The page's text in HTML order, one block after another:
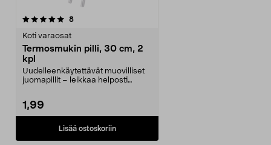
8arvostelut
Koti varaosat
Termosmukin pilli, 30 cm, 2
kpl
Uudelleenkäytettävät muovilliset
juomapillit – leikkaa helposti
1,99
Lisää ostoskoriin